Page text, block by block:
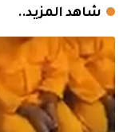
شاهد المزيد..